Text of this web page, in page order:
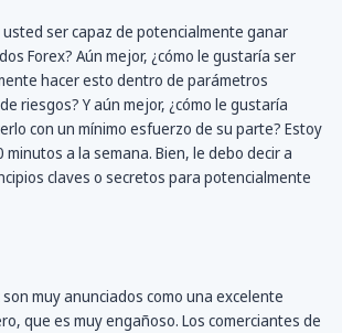
usted ser capaz de potencialmente ganar
Forex? Aún mejor, ¿cómo le gustaría ser
hacer esto dentro de parámetros
riesgos? Y aún mejor, ¿cómo le gustaría
con un mínimo esfuerzo de su parte? Estoy
a la semana. Bien, le debo decir a
claves o secretos para potencialmente
muy anunciados como una excelente
que es muy engañoso. Los comerciantes de